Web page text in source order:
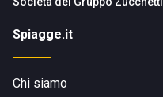
Spiagge.it
Chi siamo